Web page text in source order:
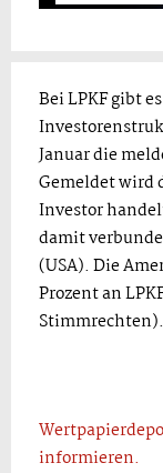
Bei LPKF gibt
Januar die
Gemeldet wird
Investor
damit
(USA). Die
Prozent an
Stimmrechten).
informieren.